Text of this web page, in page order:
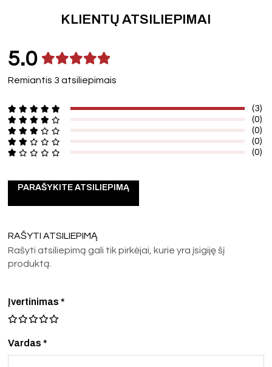
KLIENTŲ ATSILIEPIMAI
5.0
Remiantis 3 atsiliepimais
(3)
(0)
(0)
(0)
(0)
PARAŠYKITE ATSILIEPIMĄ
RAŠYTI ATSILIEPIMĄ
Rašyti atsiliepimą gali tik pirkėjai, kurie yra įsigiję šį
produktą.
Vardas *
Įvertinimas*